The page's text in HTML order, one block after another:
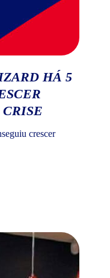
HÁ 5
crescer